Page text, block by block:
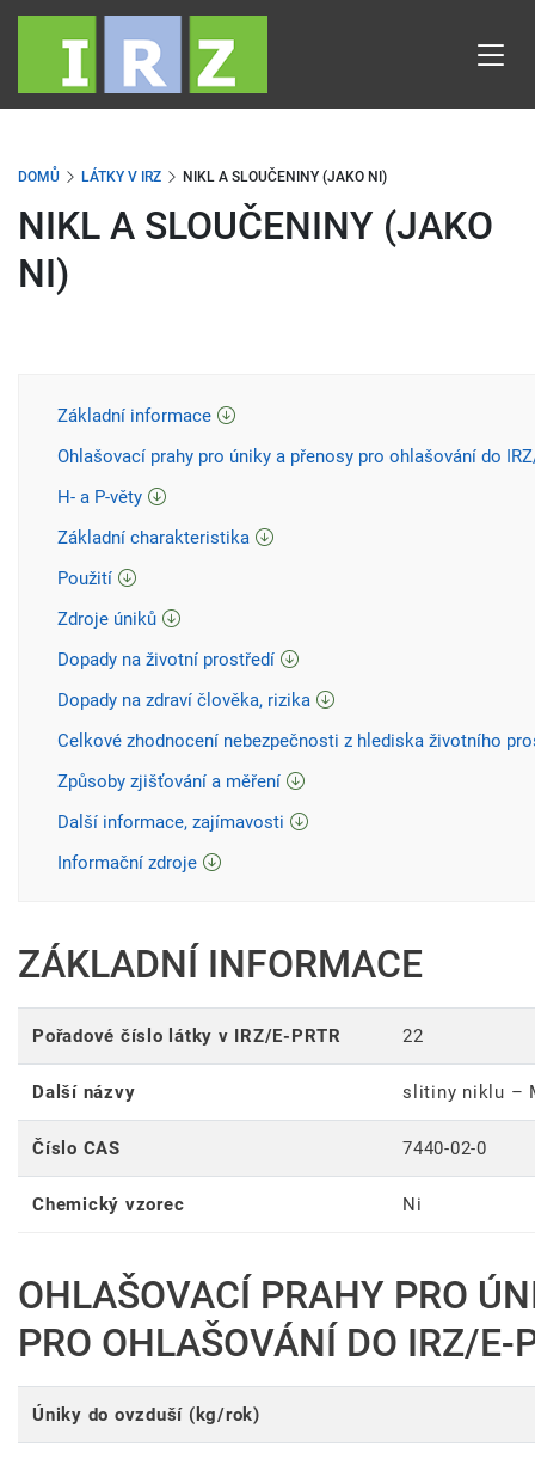
Přejít
obsahu
DOMŮ LÁTKY V IRZ NIKL A SLOUČENINY (JAKO NI)
NIKL A SLOUČENINY (JAKO
NI)
Základní informace
Ohlašovací prahy pro úniky a přenosy pro ohlašování do
H- a P-věty
Základní charakteristika
Použití
Zdroje úniků
Dopady na životní prostředí
Dopady na zdraví člověka, rizika
Celkové zhodnocení nebezpečnosti z hlediska životního
Způsoby zjišťování a měření
Další informace, zajímavosti
Informační zdroje
ZÁKLADNÍ INFORMACE
Pořadové číslo látky v IRZ/E-PRTR 22
Další názvy slitiny niklu –
Číslo CAS 7440-02-0
Chemický vzorec Ni
OHLAŠOVACÍ PRAHY PRO
PRO OHLAŠOVÁNÍ DO IRZ/E-
Úniky do ovzduší (kg/rok)